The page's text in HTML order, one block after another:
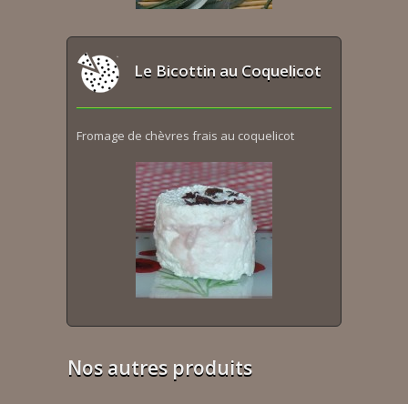
Le Bicottin au Coquelicot
Fromage de chèvres frais au coquelicot
Nos autres produits